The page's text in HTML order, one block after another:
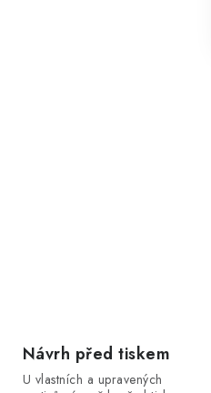
Návrh před tiskem
U vlastních a upravených